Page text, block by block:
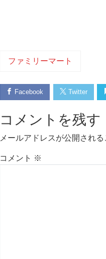
ファミリーマート
Facebook Twitter
コメントを残す
メールアドレスが公開される
コメント ※